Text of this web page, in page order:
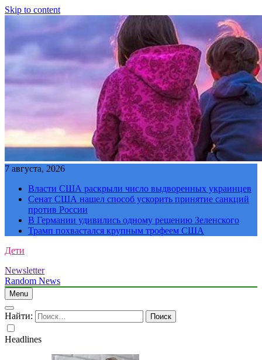
Skip to content
7 августа, 2026
Власти США раскрыли число выдворенных украинцев
Сенат США нашел способ ускорить принятие санкций
против России
В Германии удивились одному решению Зеленского
Трамп похвастался крупным трофеем США
Дети
Newsletter
Random News
Menu
Найти:
Headlines